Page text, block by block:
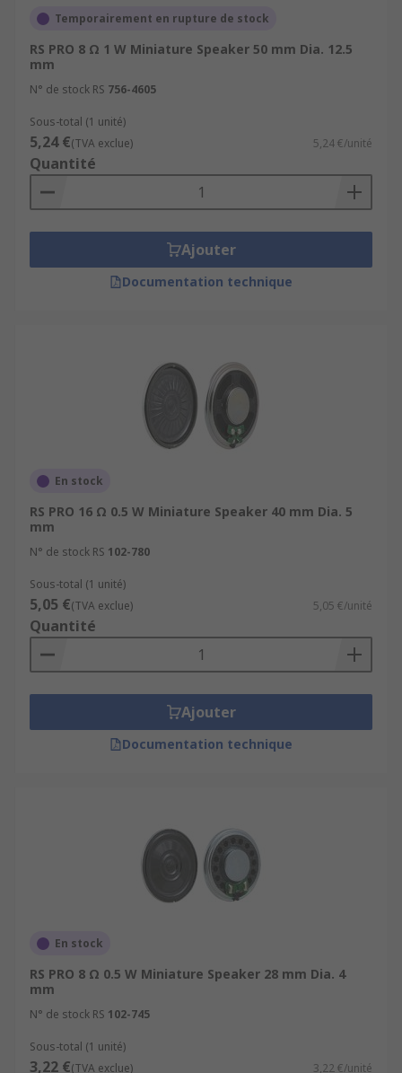
Temporairement en rupture de stock
RS PRO 8 Ω 1 W Miniature Speaker 50 mm Dia. 12.5
mm
N° de stock RS 756-4605
Sous-total (1 unité)
5,24 €(TVA exclue) 5,24 €/unité
Quantité
Ajouter
Documentation technique
En stock
RS PRO 16 Ω 0.5 W Miniature Speaker 40 mm Dia. 5
mm
N° de stock RS 102-780
Sous-total (1 unité)
5,05 €(TVA exclue) 5,05 €/unité
Quantité
Ajouter
Documentation technique
En stock
RS PRO 8 Ω 0.5 W Miniature Speaker 28 mm Dia. 4
mm
N° de stock RS 102-745
Sous-total (1 unité)
3,22 €(TVA exclue) 3,22 €/unité